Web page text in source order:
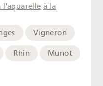
l'aquarelle à la
Vigneron
Rhin Munot